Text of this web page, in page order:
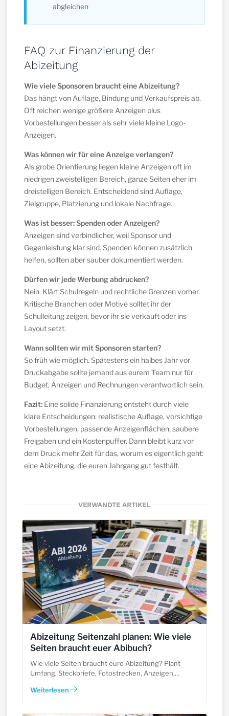
abgleichen
FAQ zur Finanzierung der
Abizeitung
Wie viele Sponsoren braucht eine Abizeitung?
Das hängt von Auflage, Bindung und Verkaufspreis ab.
Oft reichen wenige größere Anzeigen plus
Vorbestellungen besser als sehr viele kleine Logo-
Anzeigen.
Was können wir für eine Anzeige verlangen?
Als grobe Orientierung liegen kleine Anzeigen oft im
niedrigen zweistelligen Bereich, ganze Seiten eher im
dreistelligen Bereich. Entscheidend sind Auflage,
Zielgruppe, Platzierung und lokale Nachfrage.
Was ist besser: Spenden oder Anzeigen?
Anzeigen sind verbindlicher, weil Sponsor und
Gegenleistung klar sind. Spenden können zusätzlich
helfen, sollten aber sauber dokumentiert werden.
Dürfen wir jede Werbung abdrucken?
Nein. Klärt Schulregeln und rechtliche Grenzen vorher.
Kritische Branchen oder Motive solltet ihr der
Schulleitung zeigen, bevor ihr sie verkauft oder ins
Layout setzt.
Wann sollten wir mit Sponsoren starten?
So früh wie möglich. Spätestens ein halbes Jahr vor
Druckabgabe sollte jemand aus eurem Team nur für
Budget, Anzeigen und Rechnungen verantwortlich sein.
Fazit: Eine solide Finanzierung entsteht durch viele
klare Entscheidungen: realistische Auflage, vorsichtige
Vorbestellungen, passende Anzeigenflächen, saubere
Freigaben und ein Kostenpuffer. Dann bleibt kurz vor
dem Druck mehr Zeit für das, worum es eigentlich geht:
eine Abizeitung, die euren Jahrgang gut festhält.
VERWANDTE ARTIKEL
Abizeitung Seitenzahl planen: Wie viele
Seiten braucht euer Abibuch?
Wie viele Seiten braucht eure Abizeitung? Plant
Umfang, Steckbriefe, Fotostrecken, Anzeigen,
Gewinn für euer Abibuch werden.
Weiterlesen